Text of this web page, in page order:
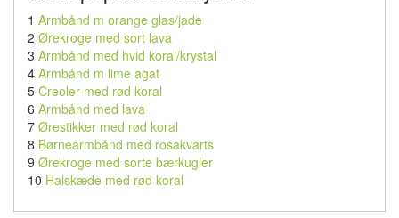
1 Armbånd m orange glas/jade
2 Ørekroge med sort lava
3 Armbånd med hvid koral/krystal
4 Armbånd m lime agat
5 Creoler med rød koral
6 Armbånd med lava
7 Ørestikker med rød koral
8 Børnearmbånd med rosakvarts
9 Ørekroge med sorte bærkugler
10 Halskæde med rød koral